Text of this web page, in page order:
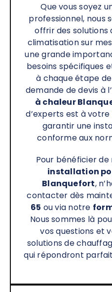
Que vous soyez
professionnel, nous
offrir des solutions
climatisation sur
une grande
besoins spécifiques
à chaque étape
demande de devis à l’
à chaleur
d’experts est à
garantir une
conforme aux
Pour bénéficier
installation
Blanquefort,
contacter dès
65 ou via notre
Nous sommes là
vos questions et
solutions de
qui répondront